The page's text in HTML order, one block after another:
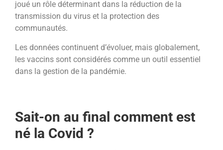
joué un rôle déterminant dans la réduction de la
transmission du virus et la protection des
communautés.
Les données continuent d’évoluer, mais globalement,
les vaccins sont considérés comme un outil essentiel
dans la gestion de la pandémie.
Sait-on au final comment est
né la Covid ?